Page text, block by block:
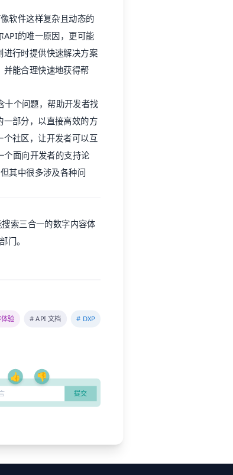
软件这样复杂且动态的
的唯一原因，更可能
行时提供快速解决方案
能合理快速地获得帮
十个问题，帮助开发者找
一部分，以直接高效的方
社区，让开发者可以互
面向开发者的支持论
其中很多涉及各种问
索三合一的数字内容体
门。
验 # API 文档 # DXP
👍 👎